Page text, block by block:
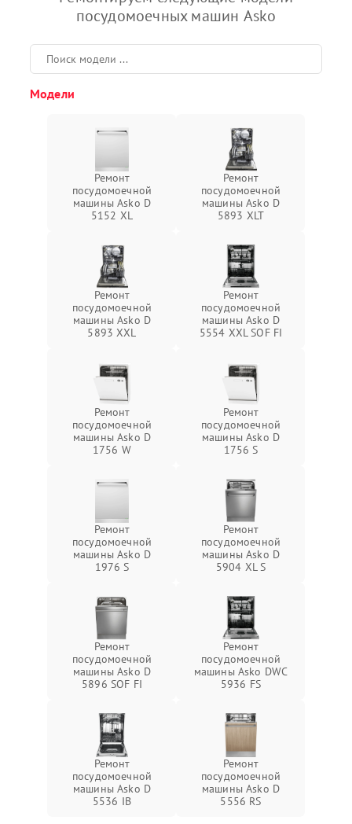
посудомоечных машин Asko
Модели
Ремонт
посудомоечной
машины Asko D
5152 XL
Ремонт
посудомоечной
машины Asko D
5893 XLT
Ремонт
посудомоечной
машины Asko D
5893 XXL
Ремонт
посудомоечной
машины Asko D
5554 XXL SOF FI
Ремонт
посудомоечной
машины Asko D
1756 W
Ремонт
посудомоечной
машины Asko D
1756 S
Ремонт
посудомоечной
машины Asko D
1976 S
Ремонт
посудомоечной
машины Asko D
5904 XL S
Ремонт
посудомоечной
машины Asko D
5896 SOF FI
Ремонт
посудомоечной
машины Asko DWC
5936 FS
Ремонт
посудомоечной
машины Asko D
5536 IB
Ремонт
посудомоечной
машины Asko D
5556 RS